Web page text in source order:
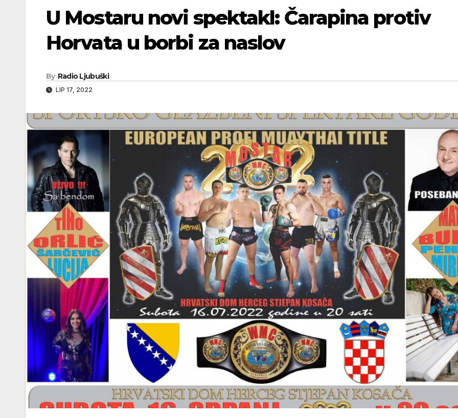
U Mostaru novi spektakl: Čarapina protiv
Horvata u borbi za naslov
By Radio Ljubuški
LIP 17, 2022